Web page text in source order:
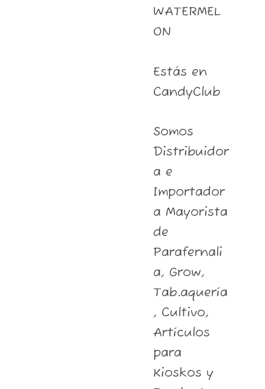
WATERMEL
ON
Estás en
CandyClub
Somos
Distribuidor
a e
Importador
a Mayorista
de
Parafernali
a, Grow,
Tab.aquería
, Cultivo,
Artículos
para
Kioskos y